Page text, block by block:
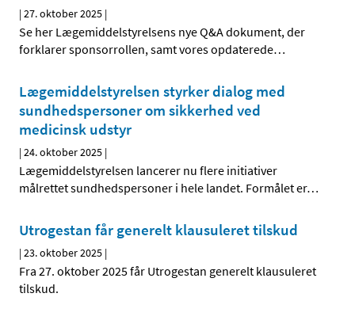
|27. oktober 2025 |
Se her Lægemiddelstyrelsens nye Q&A dokument, der
forklarer sponsorrollen, samt vores opdaterede…
Lægemiddelstyrelsen styrker dialog med
sundhedspersoner om sikkerhed ved
medicinsk udstyr
|24. oktober 2025 |
Lægemiddelstyrelsen lancerer nu flere initiativer
målrettet sundhedspersoner i hele landet. Formålet er…
Utrogestan får generelt klausuleret tilskud
|23. oktober 2025 |
Fra 27. oktober 2025 får Utrogestan generelt klausuleret
tilskud.